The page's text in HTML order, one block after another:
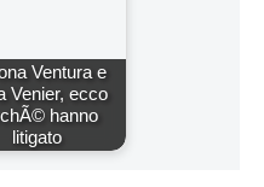
Ventura e
Venier, ecco
hanno
litigato